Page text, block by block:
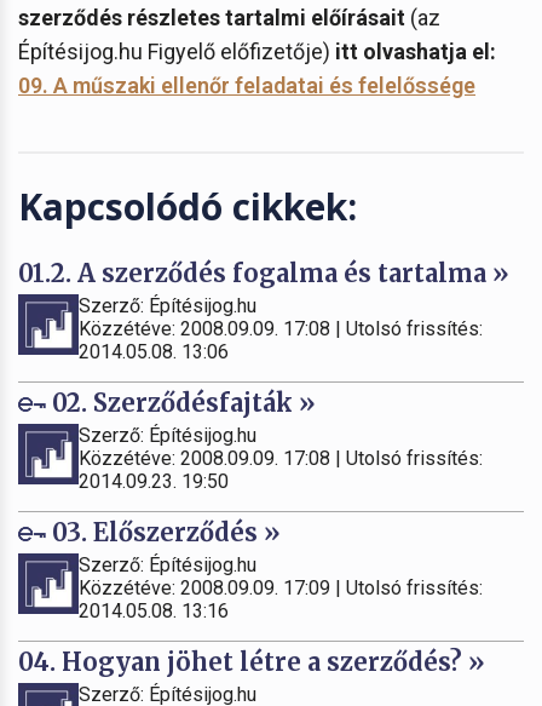
szerződés részletes tartalmi előírásait (az
Építésijog.hu Figyelő előfizetője) itt olvashatja el:
09. A műszaki ellenőr feladatai és felelőssége
Kapcsolódó cikkek:
01.2. A szerződés fogalma és tartalma »
Szerző: Építésijog.hu
Közzétéve: 2008.09.09. 17:08 | Utolsó frissítés:
2014.05.08. 13:06
02. Szerződésfajták »
Szerző: Építésijog.hu
Közzétéve: 2008.09.09. 17:08 | Utolsó frissítés:
2014.09.23. 19:50
03. Előszerződés »
Szerző: Építésijog.hu
Közzétéve: 2008.09.09. 17:09 | Utolsó frissítés:
2014.05.08. 13:16
04. Hogyan jöhet létre a szerződés? »
Szerző: Építésijog.hu